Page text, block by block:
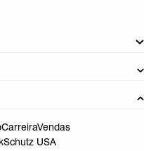
CarreiraVendas
Schutz USA